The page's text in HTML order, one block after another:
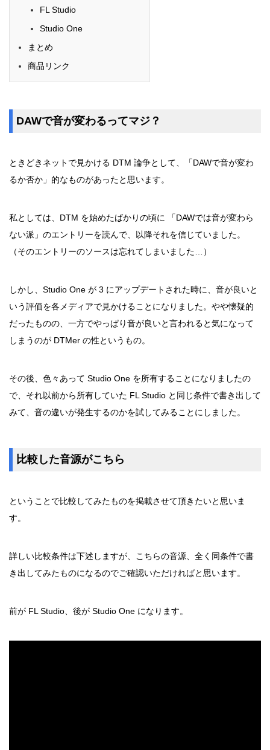
FL Studio
Studio One
まとめ
商品リンク
DAWで音が変わるってマジ？
ときどきネットで見かける DTM 論争として、「DAWで音が変わ
るか否か」的なものがあったと思います。
私としては、DTM を始めたばかりの頃に 「DAWでは音が変わら
ない派」のエントリーを読んで、以降それを信じていました。
（そのエントリーのソースは忘れてしまいました…）
しかし、Studio One が 3 にアップデートされた時に、音が良いと
いう評価を各メディアで見かけることになりました。やや懐疑的
だったものの、一方でやっぱり音が良いと言われると気になって
しまうのが DTMer の性というもの。
その後、色々あって Studio One を所有することになりましたの
で、それ以前から所有していた FL Studio と同じ条件で書き出して
みて、音の違いが発生するのかを試してみることにしました。
比較した音源がこちら
ということで比較してみたものを掲載させて頂きたいと思いま
す。
詳しい比較条件は下述しますが、こちらの音源、全く同条件で書
き出してみたものになるのでご確認いただければと思います。
前が FL Studio、後が Studio One になります。